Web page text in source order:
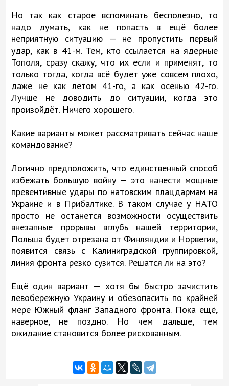
Но так как старое вспоминать бесполезно, то
надо думать, как не попасть в ещё более
неприятную ситуацию — не пропустить первый
удар, как в 41-м. Тем, кто ссылается на ядерные
Тополя, сразу скажу, что их если и применят, то
только тогда, когда всё будет уже совсем плохо,
даже не как летом 41-го, а как осенью 42-го.
Лучше не доводить до ситуации, когда это
произойдёт. Ничего хорошего.
Какие варианты может рассматривать сейчас наше
командование?
Логично предположить, что единственный способ
избежать большую войну — это нанести мощные
превентивные удары по натовским плацдармам на
Украине и в Прибалтике. В таком случае у НАТО
просто не останется возможности осуществить
внезапные прорывы вглубь нашей территории,
Польша будет отрезана от Финляндии и Норвегии,
появится связь с Калиниградской группировкой,
линия фронта резко сузится. Решатся ли на это?
Ещё один вариант — хотя бы быстро зачистить
левобережную Украину и обезопасить по крайней
мере Южный фланг Западного фронта. Пока ещё,
наверное, не поздно. Но чем дальше, тем
ожидание становится более рискованным.